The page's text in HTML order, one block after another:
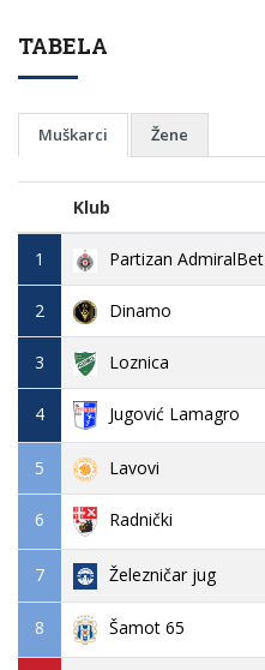
TABELA
Muškarci Žene
Klub
1 Partizan AdmiralBet
2 Dinamo
3 Loznica
4 Jugović Lamagro
5 Lavovi
6 Radnički
7 Železničar jug
8 Šamot 65